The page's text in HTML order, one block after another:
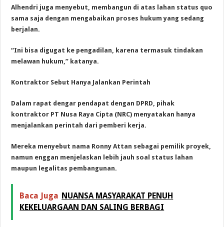
Alhendri juga menyebut, membangun di atas lahan status quo
sama saja dengan mengabaikan proses hukum yang sedang
berjalan.
“Ini bisa digugat ke pengadilan, karena termasuk tindakan
melawan hukum,” katanya.
Kontraktor Sebut Hanya Jalankan Perintah
Dalam rapat dengar pendapat dengan DPRD, pihak
kontraktor PT Nusa Raya Cipta (NRC) menyatakan hanya
menjalankan perintah dari pemberi kerja.
Mereka menyebut nama Ronny Attan sebagai pemilik proyek,
namun enggan menjelaskan lebih jauh soal status lahan
maupun legalitas pembangunan.
Baca Juga NUANSA MASYARAKAT PENUH
KEKELUARGAAN DAN SALING BERBAGI